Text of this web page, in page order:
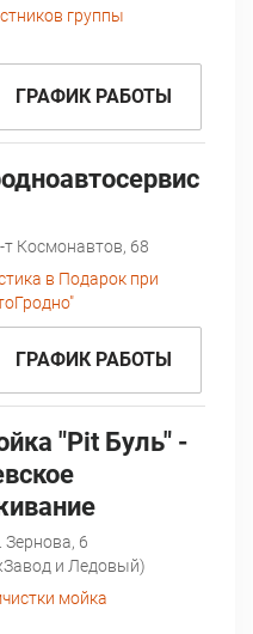
группы
ГРАФИК РАБОТЫ
т Космонавтов, 68
в Подарок при
ГРАФИК РАБОТЫ
"Pit Буль" -
Зернова, 6
и Ледовый)
мойка